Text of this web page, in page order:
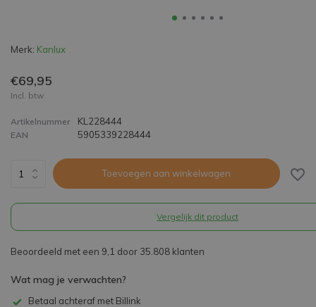
Merk: Kanlux
€69,95
Incl. btw
Artikelnummer KL228444
EAN 5905339228444
Toevoegen aan winkelwagen
Vergelijk dit product
Beoordeeld met een 9,1 door 35.808 klanten
Wat mag je verwachten?
Betaal achteraf met Billink